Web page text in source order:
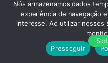
Santo
Nós armazenamos dados
experiência de navegação
interesse. Ao utilizar nossos
Prosseguir